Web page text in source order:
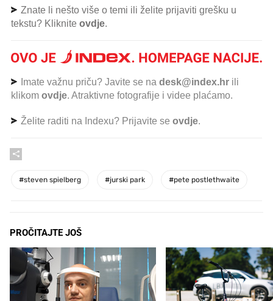
Znate li nešto više o temi ili želite prijaviti grešku u
tekstu? Kliknite ovdje.
Imate važnu priču? Javite se na desk@index.hr ili
klikom ovdje. Atraktivne fotografije i videe plaćamo.
Želite raditi na Indexu? Prijavite se ovdje.
#steven spielberg #jurski park #pete postlethwaite
PROČITAJTE JOŠ